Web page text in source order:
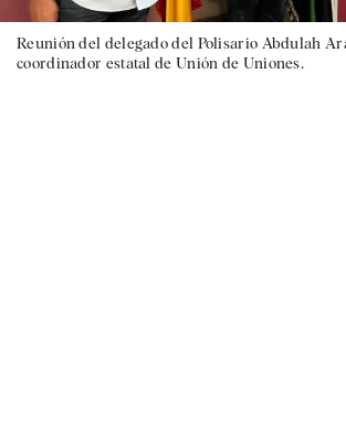
Reunión del delegado del Polisario Abdulah
coordinador estatal de Unión de Uniones.